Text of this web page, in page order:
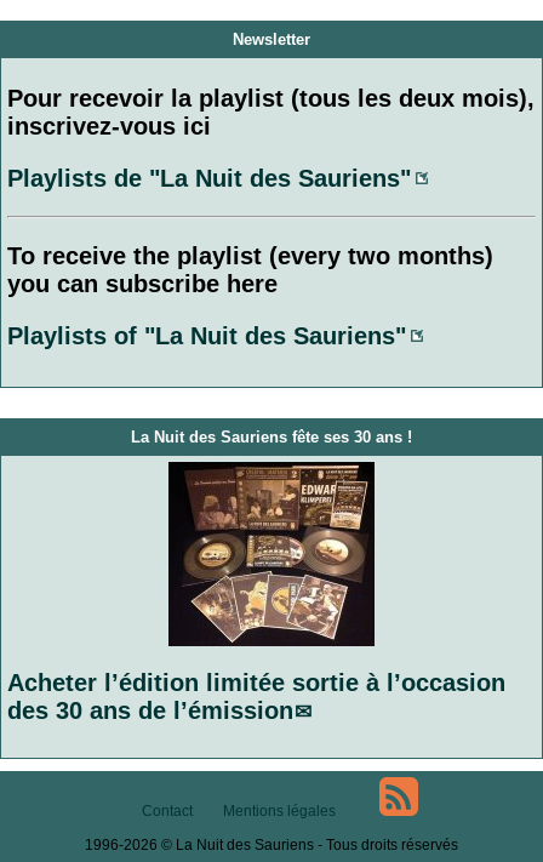
Newsletter
Pour recevoir la playlist (tous les deux mois),
inscrivez-vous ici
Playlists de "La Nuit des Sauriens"
To receive the playlist (every two months)
you can subscribe here
Playlists of "La Nuit des Sauriens"
La Nuit des Sauriens fête ses 30 ans !
Acheter l’édition limitée sortie à l’occasion
des 30 ans de l’émission
Contact
Mentions légales
1996-2026 © La Nuit des Sauriens - Tous droits réservés